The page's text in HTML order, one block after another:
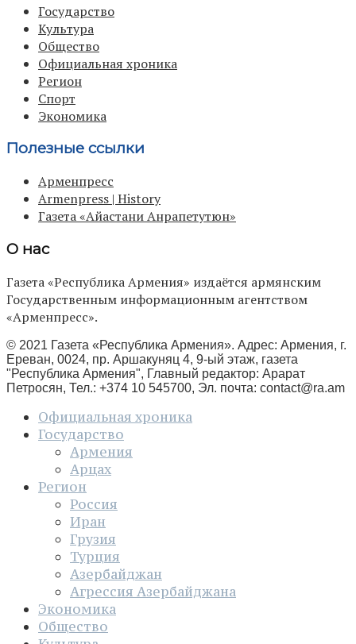
Государство
Культура
Общество
Официальная хроника
Регион
Спорт
Экономика
Полезные ссылки
Арменпресс
Armenpress | History
Газета «Айастани Анрапетутюн»
О нас
Газета «Республика Армения» издаётся армянским
Государственным информационным агентством
«Арменпресс».
© 2021 Газета «Республика Армения». Адрес: Армения, г.
Ереван, 0024, пр. Аршакуняц 4, 9-ый этаж, газета
"Республика Армения", Главный редактор: Арарат
Петросян, Тел.: +374 10 545700, Эл. почта: contact@ra.am
Официальная хроника
Государство
Армения
Арцах
Регион
Россия
Иран
Грузия
Турция
Азербайджан
Агрессия Азербайджана
Экономика
Общество